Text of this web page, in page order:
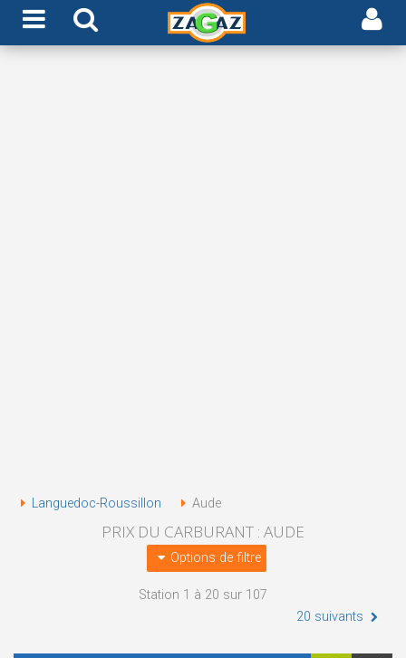
Languedoc-Roussillon Aude
PRIX DU CARBURANT : AUDE
Options de filtre
Station 1 à 20 sur 107
20 suivants